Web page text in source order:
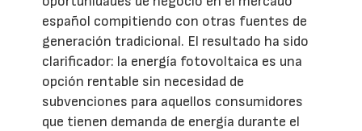
español compitiendo con otras fuentes de
generación tradicional. El resultado ha sido
clarificador: la energía fotovoltaica es una
opción rentable sin necesidad de
subvenciones para aquellos consumidores
que tienen demanda de energía durante el